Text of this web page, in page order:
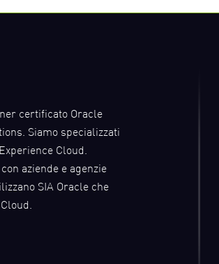
certificato Oracle
Siamo specializzati
Cloud.
aziende e agenzie
SIA Oracle che